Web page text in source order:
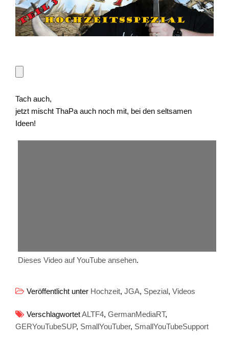
Tach auch,
jetzt mischt ThaPa auch noch mit, bei den seltsamen
Ideen!
Dieses Video auf YouTube ansehen.
Veröffentlicht unter Hochzeit, JGA, Spezial, Videos
VerschlagwortetALTF4, GermanMediaRT,
GERYouTubeSUP, SmallYouTuber, SmallYouTubeSupport